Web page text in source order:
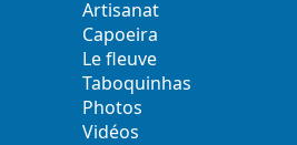
Artisanat
Capoeira
Le fleuve
Taboquinhas
Photos
Vidéos